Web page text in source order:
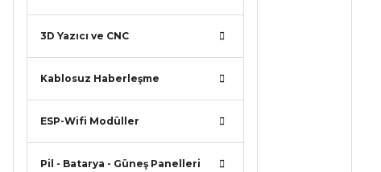
3D Yazıcı ve CNC
Kablosuz Haberleşme
ESP-Wifi Modüller
Pil - Batarya - Güneş Panelleri